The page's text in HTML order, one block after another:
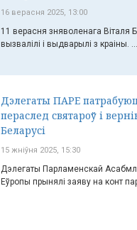
16 верасня 2025, 13:00
11 верасня зняволенага Віталя
вызвалілі і выдварылі з краіны. ...
Дэлегаты ПАРЕ
пераслед святароў і
Беларусі
15 жніўня 2025, 15:30
Дэлегаты Парламенскай
Еўропы прынялі заяву на конт